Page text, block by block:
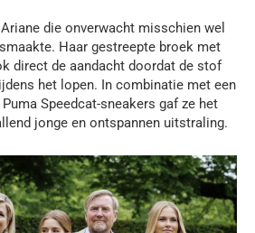
die onverwacht misschien wel
Haar gestreepte broek met
direct de aandacht doordat de stof
het lopen. In combinatie met een
Speedcat-sneakers gaf ze het
jonge en ontspannen uitstraling.